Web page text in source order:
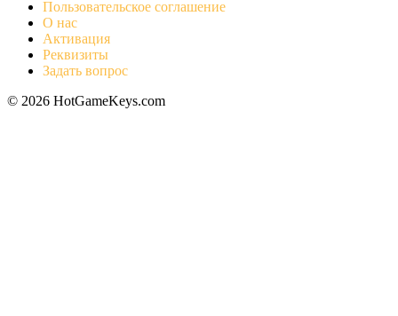
Пользовательское соглашение
О нас
Активация
Реквизиты
Задать вопрос
© 2026 HotGameKeys.com